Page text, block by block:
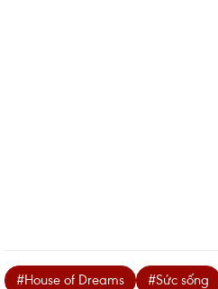
#House of Dreams #Sức sống